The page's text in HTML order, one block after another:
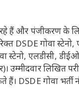
हैं और पंजीकरण के
DSDE गोवा स्टेनो,
स्टेनो, एलडीसी,
लिखित
हैं। DSDE गोवा भर्ती